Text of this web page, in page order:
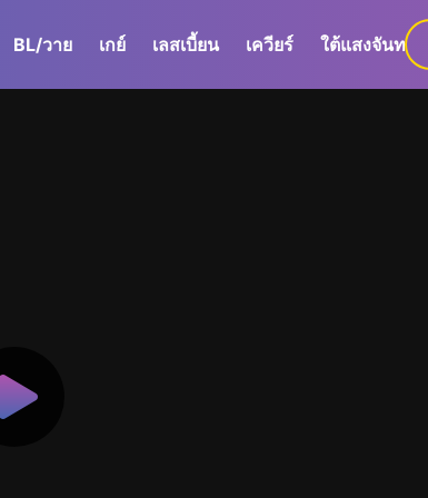
BL/วาย เกย์ เลสเบี้ยน เควียร์ ใต้แสงจันทร์